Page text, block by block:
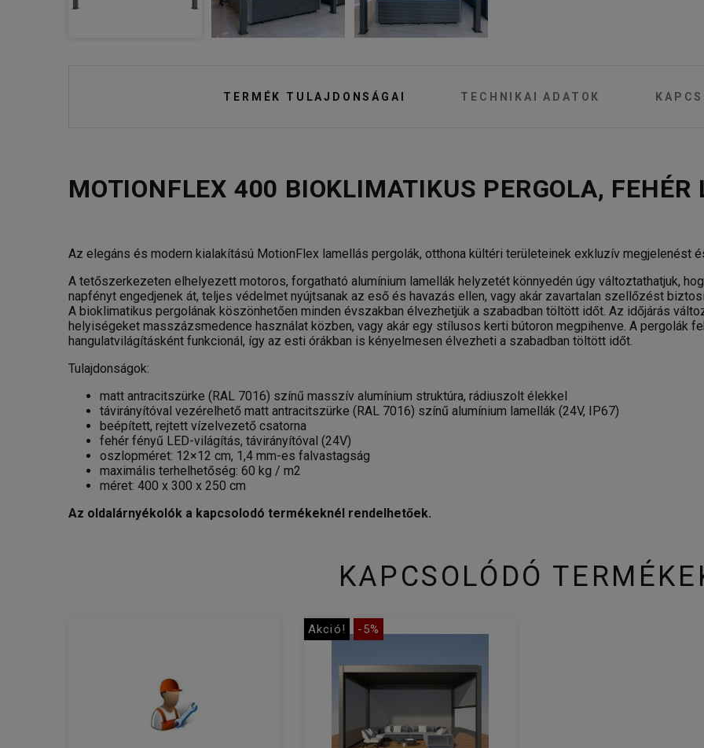
TERMÉK TULAJDONSÁGAI TECHNIKAI ADATOK
MOTIONFLEX 400 BIOKLIMATIKUS PERGOLA,
Az elegáns és modern kialakítású MotionFlex lamellás pergolák, otthona kültéri területeinek exkluzív megjelenést
A tetőszerkezeten elhelyezett motoros, forgatható alumínium lamellák helyzetét könnyedén úgy változtathatjuk,
napfényt engedjenek át, teljes védelmet nyújtsanak az eső és havazás ellen, vagy akár zavartalan szellőzést
A bioklimatikus pergolának köszönhetően minden évszakban élvezhetjük a szabadban töltött időt. Az időjárás
helyiségeket masszázsmedence használat közben, vagy akár egy stílusos kerti bútoron megpihenve. A pergolák
hangulatvilágításként funkcionál, így az esti órákban is kényelmesen élvezheti a szabadban töltött időt.
Tulajdonságok:
matt antracitszürke (RAL 7016) színű masszív alumínium struktúra, rádiuszolt élekkel
távirányítóval vezérelhető matt antracitszürke (RAL 7016) színű alumínium lamellák (24V, IP67)
beépített, rejtett vízelvezető csatorna
fehér fényű LED-világítás, távirányítóval (24V)
oszlopméret: 12×12 cm, 1,4 mm-es falvastagság
maximális terhelhetőség: 60 kg / m2
méret: 400 x 300 x 250 cm
Az oldalárnyékolók a kapcsolodó termékeknél rendelhetőek.
KAPCSOLÓDÓ
Akció! -5%